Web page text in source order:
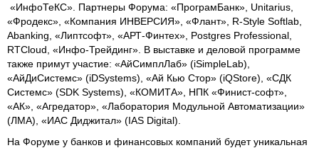
«ИнфоТеКС». Партнеры Форума: «ПрограмБанк», Unitarius,
«Фродекс», «Компания ИНВЕРСИЯ», «Флант», R-Style Softlab,
Abanking, «Липтсофт», «АРТ-Финтех», Postgres Professional,
RTCloud, «Инфо-Трейдинг». В выставке и деловой программе
также примут участие: «АйСимплЛаб» (iSimpleLab),
«АйДиСистемс» (iDSystems), «Ай Кью Стор» (iQStore), «СДК
Системс» (SDK Systems), «КОМИТА», НПК «Финист-софт»,
«АК», «Агредатор», «Лаборатория Модульной Автоматизации»
(ЛМА), «ИАС Диджитал» (IAS Digital).
На Форуме у банков и финансовых компаний будет уникальная